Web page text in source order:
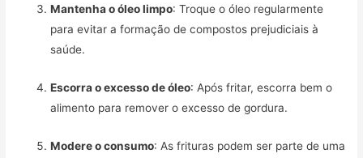
Mantenha o óleo limpo: Troque o óleo regularmente
para evitar a formação de compostos prejudiciais à
saúde.
Escorra o excesso de óleo: Após fritar, escorra bem o
alimento para remover o excesso de gordura.
Modere o consumo: As frituras podem ser parte de uma